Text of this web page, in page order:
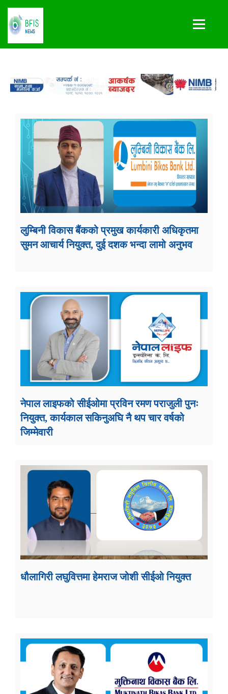
लुम्बिनी विकास बैंकको प्रमुख कार्यकारी अधिकृतमा
सुमन आचार्य नियुक्त, दुई दशक भन्दा लामो अनुभव
नेपाल लाइफको सीईओमा प्रविन रमण पराजुली पुनः
नियुक्त, कार्यकाल सकिनुअघि नै थप चार वर्षको
जिम्मेवारी
धौलागिरी लघुवित्तमा हेमराज जोशी सीईओ नियुक्त